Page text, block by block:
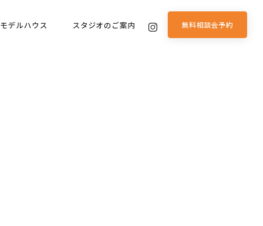
モデルハウス スタジオのご案内 無料相談会予約